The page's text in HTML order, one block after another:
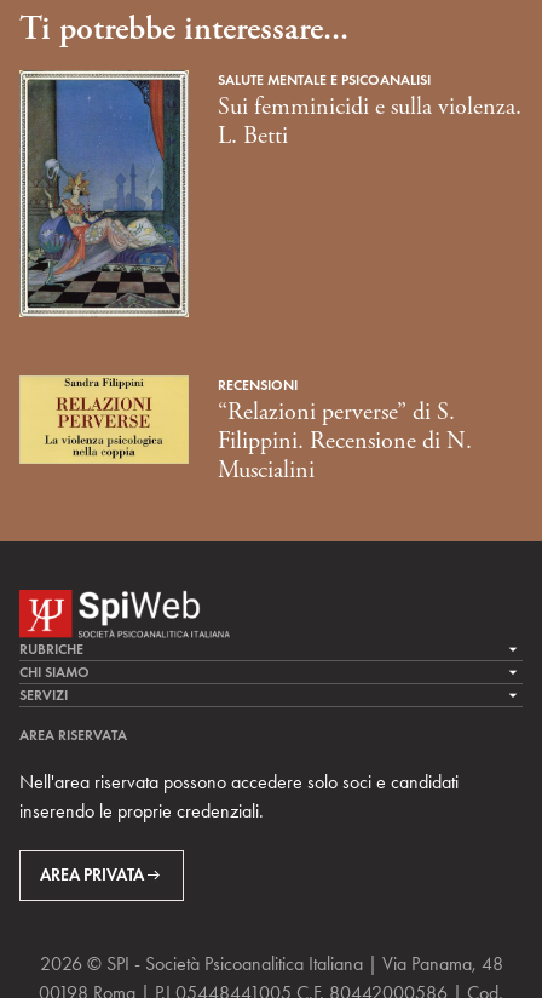
Ti potrebbe interessare...
SALUTE MENTALE E PSICOANALISI
Sui femminicidi e sulla violenza.
L. Betti
RECENSIONI
“Relazioni perverse” di S.
Filippini. Recensione di N.
Muscialini
RUBRICHE
LA CURA
LA RICERCA
MULTIMEDIA
CHI SIAMO
LA SPI
TEAM DI SPIWEB
CONTATTI
RIVISTE
SERVIZI
ARCHIVIO STORICO
AREA RISERVATA
Nell'area riservata possono accedere solo soci e candidati
inserendo le proprie credenziali.
AREA PRIVATA
2026 © SPI - Società Psicoanalitica Italiana | Via Panama, 48
00198 Roma | P.I 05448441005 C.F. 80442000586 | Cod.